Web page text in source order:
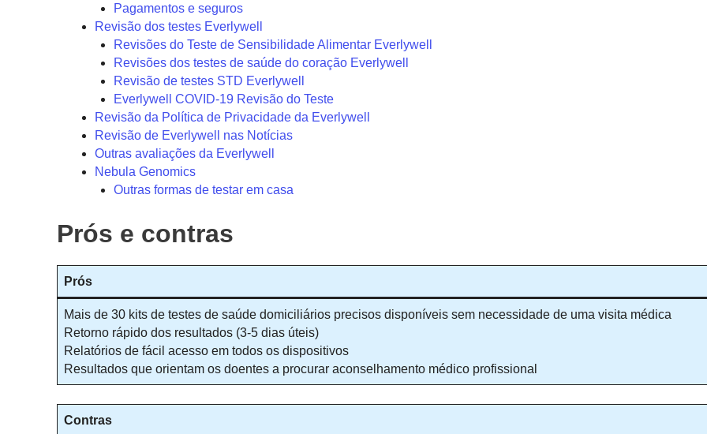
Pagamentos e seguros
Revisão dos testes Everlywell
Revisões do Teste de Sensibilidade Alimentar Everlywell
Revisões dos testes de saúde do coração Everlywell
Revisão de testes STD Everlywell
Everlywell COVID-19 Revisão do Teste
Revisão da Política de Privacidade da Everlywell
Revisão de Everlywell nas Notícias
Outras avaliações da Everlywell
Nebula Genomics
Outras formas de testar em casa
Prós e contras
Prós
Mais de 30 kits de testes de saúde domiciliários precisos disponíveis sem necessidade de uma visita médica
Retorno rápido dos resultados (3-5 dias úteis)
Relatórios de fácil acesso em todos os dispositivos
Resultados que orientam os doentes a procurar aconselhamento médico profissional
Contras